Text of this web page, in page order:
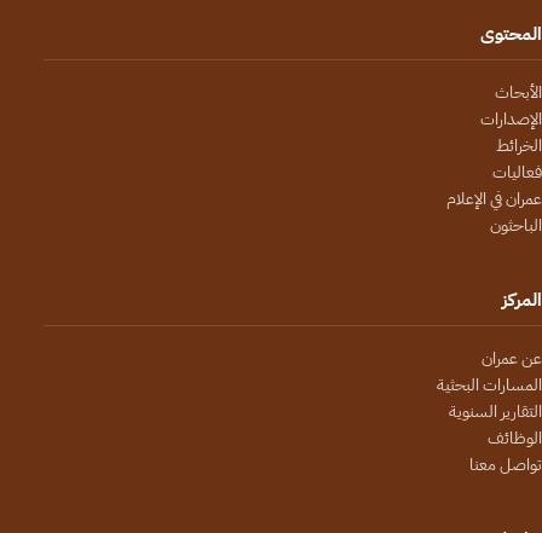
المحتوى
الأبحاث
الإصدارات
الخرائط
فعاليات
عمران في الإعلام
الباحثون
المركز
عن عمران
المسارات البحثية
التقارير السنوية
الوظائف
تواصل معنا